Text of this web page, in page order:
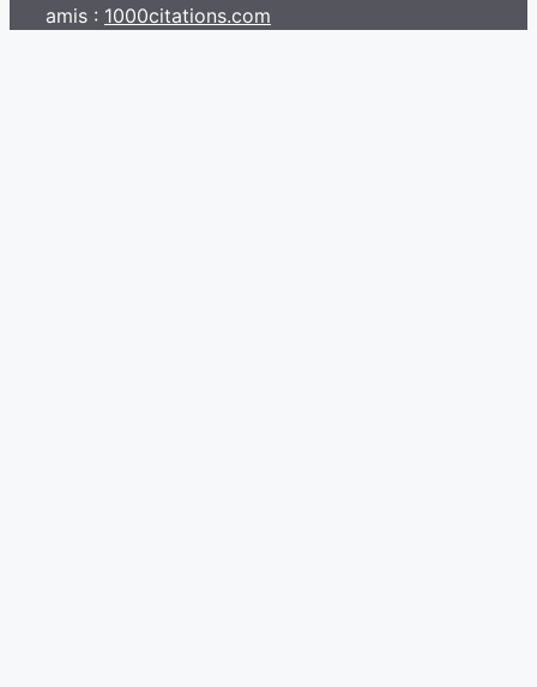
amis : 1000citations.com